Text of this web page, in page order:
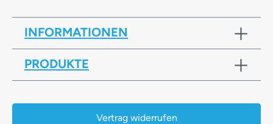
INFORMATIONEN
PRODUKTE
Vertrag widerrufen